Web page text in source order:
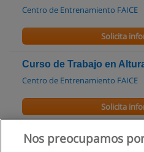
Centro de Entrenamiento FAICE
Solicita
Curso de Trabajo en
Centro de Entrenamiento FAICE
Solicita
Curso - Técnicas de
Alturas - CISHT
Nos preocupamos